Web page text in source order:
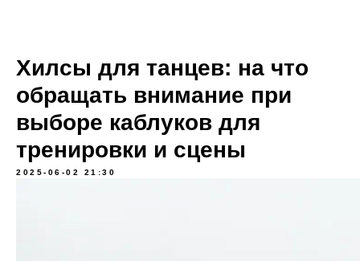
Хилсы для танцев: на что
обращать внимание при
выборе каблуков для
тренировки и сцены
2025-06-02 21:30